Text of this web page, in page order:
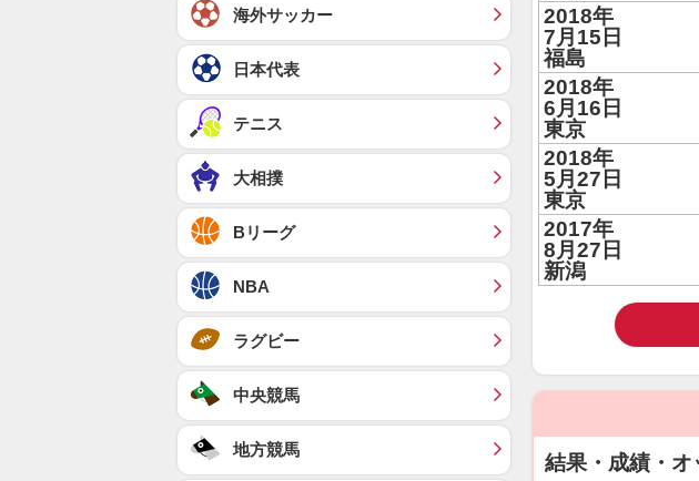
2018年
7月15日
福島
2018年
6月16日
東京
2018年
5月27日
東京
2017年
8月27日
新潟
結果・成績・
海外サッカー
日本代表
テニス
大相撲
Bリーグ
NBA
ラグビー
中央競馬
地方競馬